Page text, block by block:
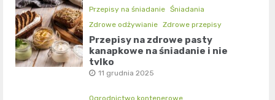
Przepisy na śniadanie Śniadania
Zdrowe odżywianie Zdrowe przepisy
Przepisy na zdrowe pasty
kanapkowe na śniadanie i nie
tylko
11 grudnia 2025
Ogrodnictwo kontenerowe